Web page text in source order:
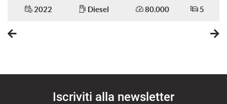
2022 Diesel 80.000 5
Iscriviti alla newsletter